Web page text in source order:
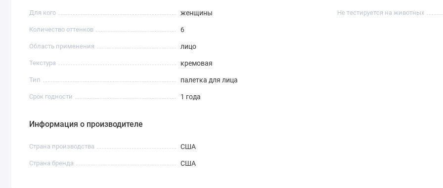
Для кого женщины
Количество оттенков 6
Область применения лицо
Текстура кремовая
Тип палетка для лица
Срок годности 1 года
Не тестируется на животных
Информация о производителе
Страна производства США
Страна бренда США